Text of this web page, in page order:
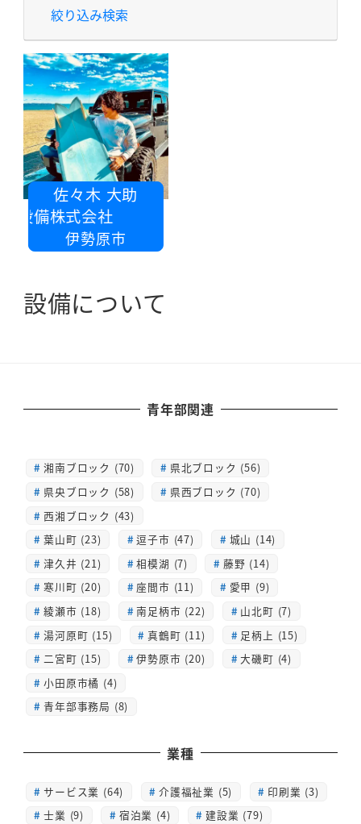
絞り込み検索
佐々木 大助
設備株式会社
伊勢原市
設備について
青年部関連
湘南ブロック (70)
県北ブロック (56)
県央ブロック (58)
県西ブロック (70)
西湘ブロック (43)
葉山町 (23)
逗子市 (47)
城山 (14)
津久井 (21)
相模湖 (7)
藤野 (14)
寒川町 (20)
座間市 (11)
愛甲 (9)
綾瀬市 (18)
南足柄市 (22)
山北町 (7)
湯河原町 (15)
真鶴町 (11)
足柄上 (15)
二宮町 (15)
伊勢原市 (20)
大磯町 (4)
小田原市橘 (4)
青年部事務局 (8)
業種
サービス業 (64) 介護福祉業 (5)
印刷業 (3)
士業 (9)
宿泊業 (4)
建設業 (79)